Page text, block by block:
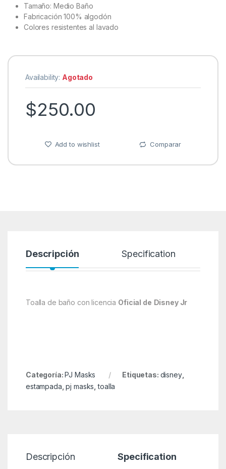
Tamaño: Medio Baño
Fabricación 100% algodón
Colores resistentes al lavado
Availability: Agotado
$250.00
Add to wishlist Comparar
Descripción Specification
Toalla de baño con licencia Oficial de Disney Jr
Categoría:PJ Masks Etiquetas: disney,
estampada ,pj masks ,toalla
Descripción Specification